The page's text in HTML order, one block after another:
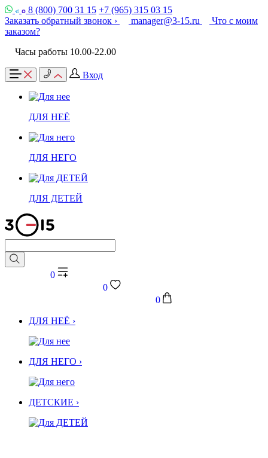
8 (800) 700 31 15 +7 (965) 315 03 15
Заказать обратный звонок ›
manager@3-15.ru
Что с моим
заказом?
Часы работы 10.00-22.00
Вход
ДЛЯ НЕЁ
ДЛЯ НЕГО
ДЛЯ ДЕТЕЙ
0
0
0
ДЛЯ НЕЁ ›
ДЛЯ НЕГО ›
ДЕТСКИЕ ›